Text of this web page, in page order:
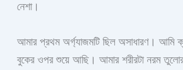
নেশা।
আমার প্রথম অর্গ্যাজমটি ছিল অসাধারণ। আমি
বুকের ওপর শুয়ে আছি। আমার শরীরটা নরম